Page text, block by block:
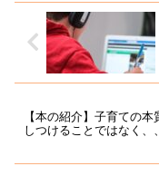
【本の紹介】子育ての
しつけることではなく、、